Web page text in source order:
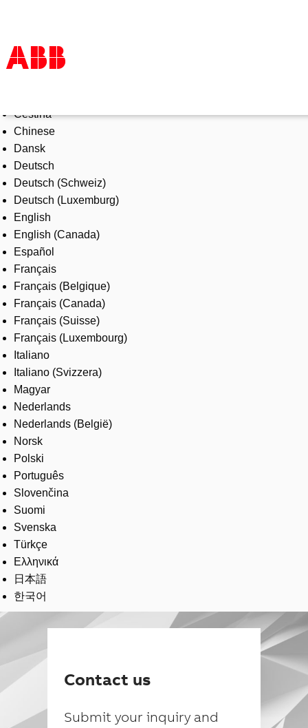
Products & Solutions
Industries
Services
About us
Where to buy
Contact us
Careers
Čeština
Chinese
Dansk
Deutsch
Deutsch (Schweiz)
Deutsch (Luxemburg)
English
English (Canada)
Español
Français
Français (Belgique)
Français (Canada)
Français (Suisse)
Français (Luxembourg)
Italiano
Italiano (Svizzera)
Magyar
Nederlands
Nederlands (België)
Norsk
Polski
Português
Slovenčina
Suomi
Svenska
Türkçe
Ελληνικά
日本語
한국어
Contact us
Submit your inquiry and